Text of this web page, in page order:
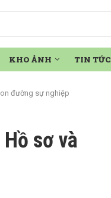
KHO ẢNH TIN TỨC
đường sự nghiệp
sơ và